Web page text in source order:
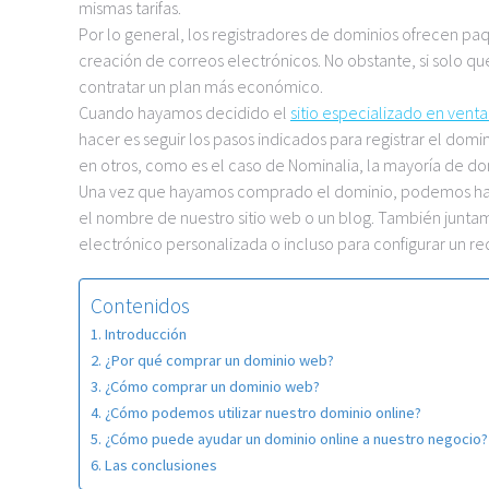
mismas tarifas.
Por lo general, los registradores de dominios ofrecen
creación de correos electrónicos. No obstante, si solo
contratar un plan más económico.
Cuando hayamos decidido el sitio especializado en
hacer es seguir los pasos indicados para registrar el
en otros, como es el caso de Nominalia, la mayoría de
Una vez que hayamos comprado el dominio, podemos
el nombre de nuestro sitio web o un blog. También
electrónico personalizada o incluso para configurar un
Contenidos
Introducción
¿Por qué comprar un dominio web?
¿Cómo comprar un dominio web?
¿Cómo podemos utilizar nuestro dominio online?
¿Cómo puede ayudar un dominio online a nuestro negocio?
Las conclusiones